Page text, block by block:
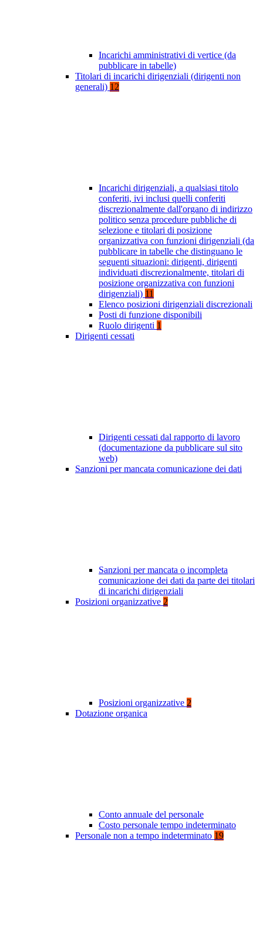
Incarichi amministrativi di vertice (da
pubblicare in tabelle)
Titolari di incarichi dirigenziali (dirigenti non
generali) 12
Incarichi dirigenziali, a qualsiasi titolo
conferiti, ivi inclusi quelli conferiti
discrezionalmente dall'organo di indirizzo
politico senza procedure pubbliche di
selezione e titolari di posizione
organizzativa con funzioni dirigenziali (da
pubblicare in tabelle che distinguano le
seguenti situazioni: dirigenti, dirigenti
individuati discrezionalmente, titolari di
posizione organizzativa con funzioni
dirigenziali) 11
Elenco posizioni dirigenziali discrezionali
Posti di funzione disponibili
Ruolo dirigenti 1
Dirigenti cessati
Dirigenti cessati dal rapporto di lavoro
(documentazione da pubblicare sul sito
web)
Sanzioni per mancata comunicazione dei dati
Sanzioni per mancata o incompleta
comunicazione dei dati da parte dei titolari
di incarichi dirigenziali
Posizioni organizzative 2
Posizioni organizzative 2
Dotazione organica
Conto annuale del personale
Costo personale tempo indeterminato
Personale non a tempo indeterminato 19